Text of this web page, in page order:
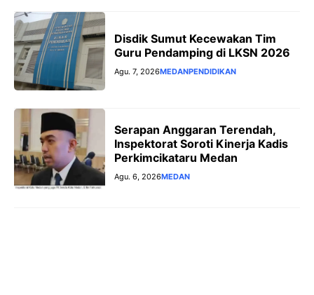
Disdik Sumut Kecewakan Tim
Guru Pendamping di LKSN 2026
Agu. 7, 2026MEDANPENDIDIKAN
Serapan Anggaran Terendah,
Inspektorat Soroti Kinerja Kadis
Perkimcikataru Medan
Agu. 6, 2026MEDAN